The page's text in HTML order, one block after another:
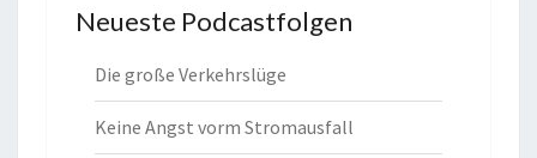
Neueste Podcastfolgen
Die große Verkehrslüge
Keine Angst vorm Stromausfall